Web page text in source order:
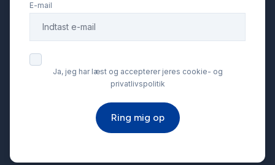
Tågelygter
USB tilslutning
E-mail
Ja, jeg har læst og accepterer jeres cookie- og
privatlivspolitik
Ring mig op